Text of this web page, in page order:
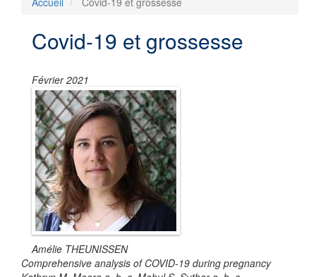
Covid-19 et grossesse
Février 2021
Amélie THEUNISSEN
Comprehensive analysis of COVID-19 during pregnancy